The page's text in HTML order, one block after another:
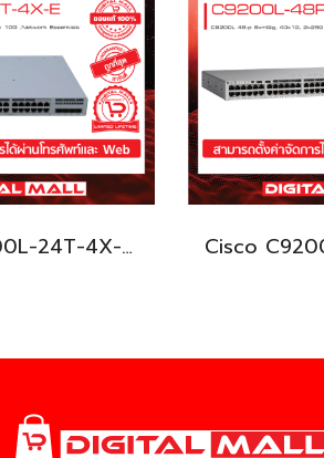
Cisco C9200L-24T-4X-E อุปกรณ์ขยายสัญญาณ (Gigabit Switch Hub)